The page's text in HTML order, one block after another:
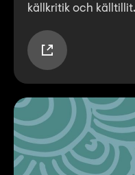
källkritik och källtillit.